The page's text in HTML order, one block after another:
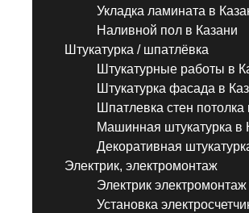
Укладка ламината в
Наливной пол в Казани
Штукатурка / шпатлёвка
Штукатурные работы в
Штукатурка фасада в
Шпатлевка стен потолка
Машинная штукатурка в
Декоративная
Электрик, электромонтаж
Электрик
Установка